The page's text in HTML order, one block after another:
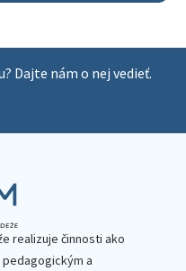
Dajte nám o nej vedieť.
realizuje činnosti ako
a